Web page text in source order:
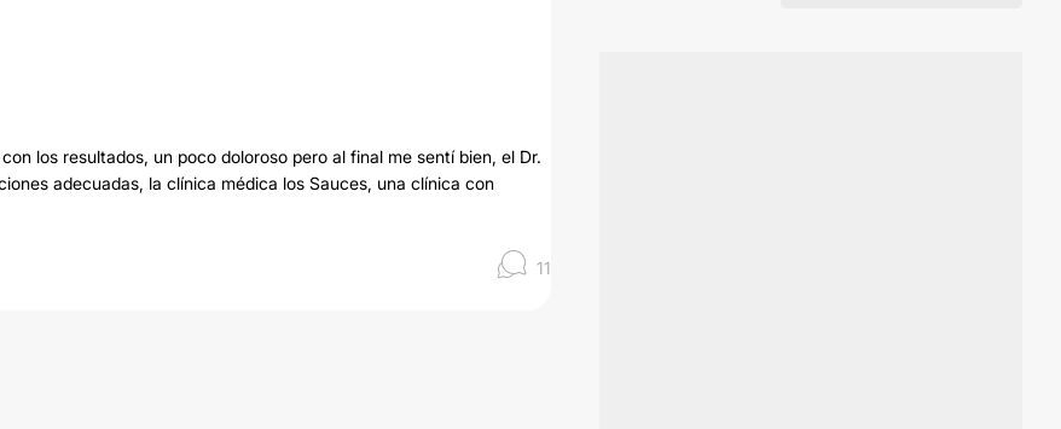
los resultados, un poco doloroso pero al final me sentí bien, el Dr.
adecuadas, la clínica médica los Sauces, una clínica con
11